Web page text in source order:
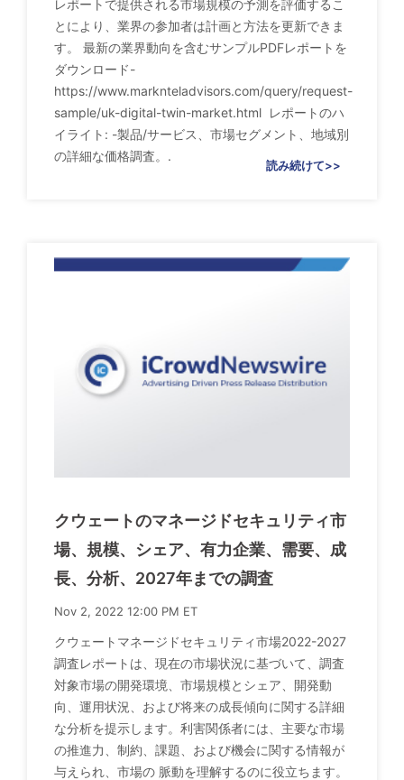
レポートで提供される市場規模の予測を評価するこ
とにより、業界の参加者は計画と方法を更新できま
す。 最新の業界動向を含むサンプルPDFレポートを
ダウンロード-
https://www.marknteladvisors.com/query/request-
sample/uk-digital-twin-market.html レポートのハ
イライト: -製品/サービス、市場セグメント、地域別
の詳細な価格調査。.
読み続けて>>
クウェートのマネージドセキュリティ市
場、規模、シェア、有力企業、需要、成
長、分析、2027年までの調査
Nov 2, 2022 12:00 PM ET
クウェートマネージドセキュリティ市場2022-2027
調査レポートは、現在の市場状況に基づいて、調査
対象市場の開発環境、市場規模とシェア、開発動
向、運用状況、および将来の成長傾向に関する詳細
な分析を提示します。利害関係者には、主要な市場
の推進力、制約、課題、および機会に関する情報が
与えられ、市場の 脈動を理解するのに役立ちます。